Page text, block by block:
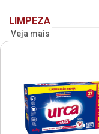
LIMPEZA
Veja mais